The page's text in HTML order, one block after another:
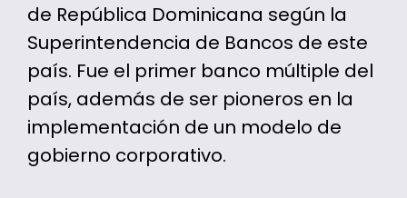
de República Dominicana según la
Superintendencia de Bancos de este
país. Fue el primer banco múltiple del
país, además de ser pioneros en la
implementación de un modelo de
gobierno corporativo.